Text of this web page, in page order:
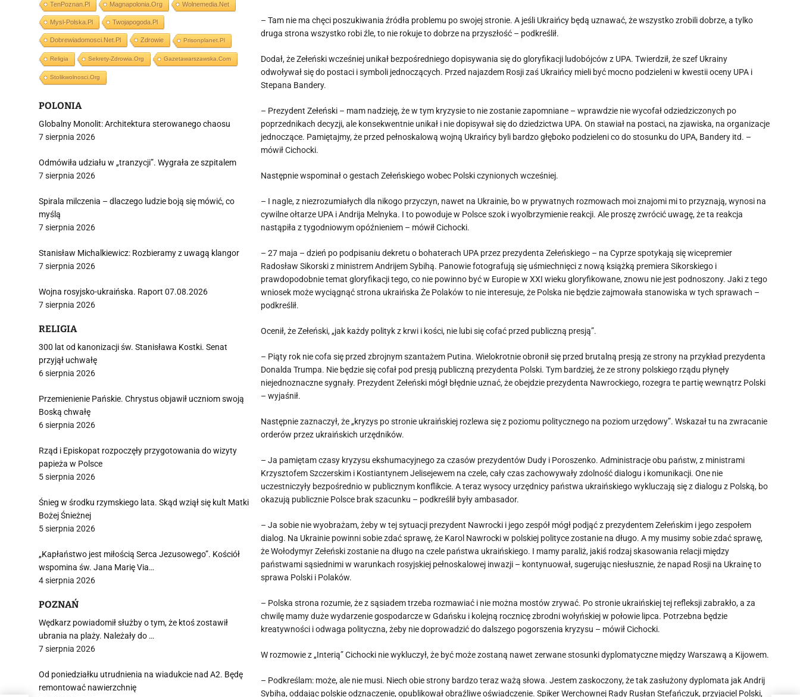
– Tam nie ma chęci poszukiwania źródła problemu po swojej stronie. A jeśli Ukraińcy będą uznawać, że wszystko zrobili dobrze, a tylko
druga strona wszystko robi źle, to nie rokuje to dobrze na przyszłość – podkreślił.
Dodał, że Zełeński wcześniej unikał bezpośredniego dopisywania się do gloryfikacji ludobójców z UPA. Twierdził, że szef Ukrainy
odwoływał się do postaci i symboli jednoczących. Przed najazdem Rosji zaś Ukraińcy mieli być mocno podzieleni w kwestii oceny UPA i
Stepana Bandery.
– Prezydent Zełeński – mam nadzieję, że w tym kryzysie to nie zostanie zapomniane – wprawdzie nie wycofał odziedziczonych po
poprzednikach decyzji, ale konsekwentnie unikał i nie dopisywał się do dziedzictwa UPA. On stawiał na postaci, na zjawiska, na organizacje
jednoczące. Pamiętajmy, że przed pełnoskalową wojną Ukraińcy byli bardzo głęboko podzieleni co do stosunku do UPA, Bandery itd. –
mówił Cichocki.
Następnie wspominał o gestach Zełeńskiego wobec Polski czynionych wcześniej.
– I nagle, z niezrozumiałych dla nikogo przyczyn, nawet na Ukrainie, bo w prywatnych rozmowach moi znajomi mi to przyznają, wynosi na
cywilne ołtarze UPA i Andrija Melnyka. I to powoduje w Polsce szok i wyolbrzymienie reakcji. Ale proszę zwrócić uwagę, że ta reakcja
nastąpiła z tygodniowym opóźnieniem – mówił Cichocki.
– 27 maja – dzień po podpisaniu dekretu o bohaterach UPA przez prezydenta Zełeńskiego – na Cyprze spotykają się wicepremier
Radosław Sikorski z ministrem Andrijem Sybihą. Panowie fotografują się uśmiechnięci z nową książką premiera Sikorskiego i
prawdopodobnie temat gloryfikacji tego, co nie powinno być w Europie w XXI wieku gloryfikowane, znowu nie jest podnoszony. Jaki z tego
wniosek może wyciągnąć strona ukraińska Że Polaków to nie interesuje, że Polska nie będzie zajmowała stanowiska w tych sprawach –
podkreślił.
Ocenił, że Zełeński, „jak każdy polityk z krwi i kości, nie lubi się cofać przed publiczną presją”.
– Piąty rok nie cofa się przed zbrojnym szantażem Putina. Wielokrotnie obronił się przed brutalną presją ze strony na przykład prezydenta
Donalda Trumpa. Nie będzie się cofał pod presją publiczną prezydenta Polski. Tym bardziej, że ze strony polskiego rządu płynęły
niejednoznaczne sygnały. Prezydent Zełeński mógł błędnie uznać, że obejdzie prezydenta Nawrockiego, rozegra te partię wewnątrz Polski
– wyjaśnił.
Następnie zaznaczył, że „kryzys po stronie ukraińskiej rozlewa się z poziomu politycznego na poziom urzędowy”. Wskazał tu na zwracanie
orderów przez ukraińskich urzędników.
– Ja pamiętam czasy kryzysu ekshumacyjnego za czasów prezydentów Dudy i Poroszenko. Administracje obu państw, z ministrami
Krzysztofem Szczerskim i Kostiantynem Jelisejewem na czele, cały czas zachowywały zdolność dialogu i komunikacji. One nie
uczestniczyły bezpośrednio w publicznym konflikcie. A teraz wysocy urzędnicy państwa ukraińskiego wykluczają się z dialogu z Polską, bo
okazują publicznie Polsce brak szacunku – podkreślił były ambasador.
– Ja sobie nie wyobrażam, żeby w tej sytuacji prezydent Nawrocki i jego zespół mógł podjąć z prezydentem Zełeńskim i jego zespołem
dialog. Na Ukrainie powinni sobie zdać sprawę, że Karol Nawrocki w polskiej polityce zostanie na długo. A my musimy sobie zdać sprawę,
że Wołodymyr Zełeński zostanie na długo na czele państwa ukraińskiego. I mamy paraliż, jakiś rodzaj skasowania relacji między
państwami sąsiednimi w warunkach rosyjskiej pełnoskalowej inwazji – kontynuował, sugerując niesłusznie, że napad Rosji na Ukrainę to
sprawa Polski i Polaków.
– Polska strona rozumie, że z sąsiadem trzeba rozmawiać i nie można mostów zrywać. Po stronie ukraińskiej tej refleksji zabrakło, a za
chwilę mamy duże wydarzenie gospodarcze w Gdańsku i kolejną rocznicę zbrodni wołyńskiej w połowie lipca. Potrzebna będzie
kreatywności i odwaga polityczna, żeby nie doprowadzić do dalszego pogorszenia kryzysu – mówił Cichocki.
W rozmowie z „Interią” Cichocki nie wykluczył, że być może zostaną nawet zerwane stosunki dyplomatyczne między Warszawą a Kijowem.
– Podkreślam: może, ale nie musi. Niech obie strony bardzo teraz ważą słowa. Jestem zaskoczony, że tak zasłużony dyplomata jak Andrij
Sybiha, oddając polskie odznaczenie, opublikował obraźliwe oświadczenie. Spiker Werchownej Rady Rusłan Stefańczuk, przyjaciel Polski,
TenPoznan.pl Magnapolonia.org Wolnemedia.net
Mysl-Polska.pl Twojapogoda.pl
Dobrewiadomosci.net.pl Zdrowie Prisonplanet.pl
Religia Sekrety-Zdrowia.org Gazetawarszawska.com
Stolikwolnosci.org
POLONIA
Globalny Monolit: Architektura sterowanego chaosu
7 sierpnia 2026
Odmówiła udziału w „tranzycji”. Wygrała ze szpitalem
7 sierpnia 2026
Spirala milczenia – dlaczego ludzie boją się mówić, co
myślą
7 sierpnia 2026
Stanisław Michalkiewicz: Rozbieramy z uwagą klangor
7 sierpnia 2026
Wojna rosyjsko-ukraińska. Raport 07.08.2026
7 sierpnia 2026
RELIGIA
300 lat od kanonizacji św. Stanisława Kostki. Senat
przyjął uchwałę
6 sierpnia 2026
Przemienienie Pańskie. Chrystus objawił uczniom swoją
Boską chwałę
6 sierpnia 2026
Rząd i Episkopat rozpoczęły przygotowania do wizyty
papieża w Polsce
5 sierpnia 2026
Śnieg w środku rzymskiego lata. Skąd wziął się kult Matki
Bożej Śnieżnej
5 sierpnia 2026
„Kapłaństwo jest miłością Serca Jezusowego”. Kościół
wspomina św. Jana Marię Via…
4 sierpnia 2026
POZNAŃ
Wędkarz powiadomił służby o tym, że ktoś zostawił
ubrania na plaży. Należały do …
7 sierpnia 2026
Od poniedziałku utrudnienia na wiadukcie nad A2. Będę
remontować nawierzchnię